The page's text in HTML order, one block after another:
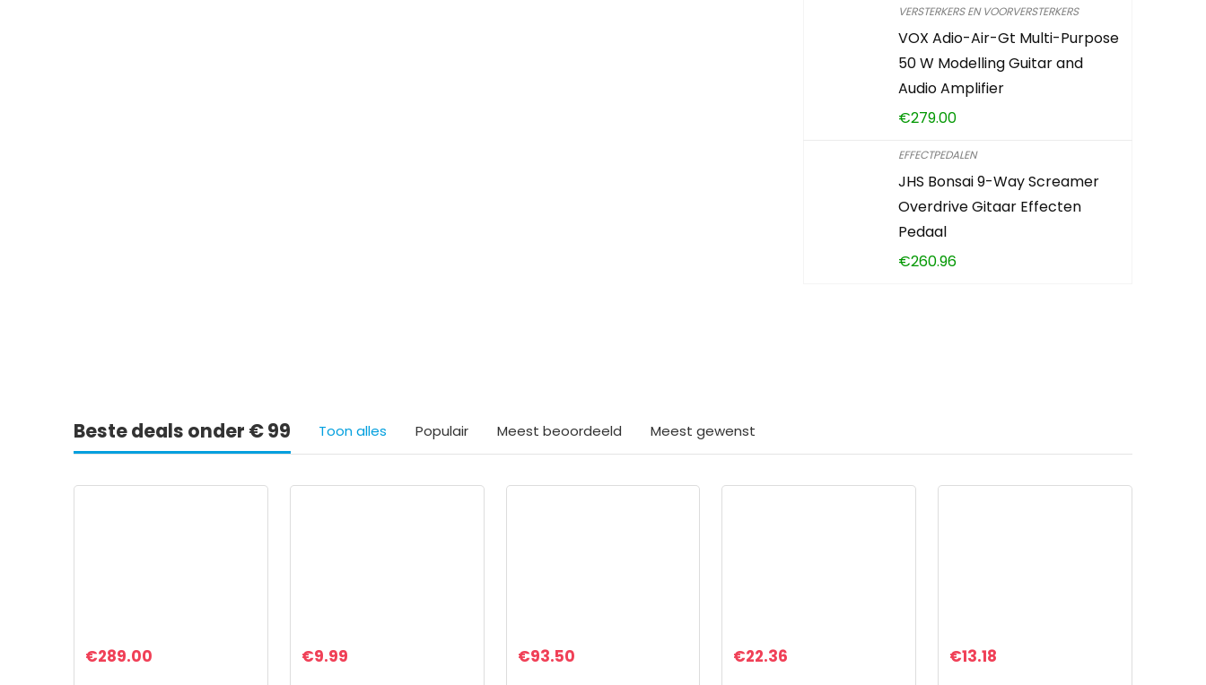
VERSTERKERS EN VOORVERSTERKERS
VOX Adio-Air-Gt Multi-Purpose
50 W Modelling Guitar and
Audio Amplifier
€279.00
EFFECTPEDALEN
JHS Bonsai 9-Way Screamer
Overdrive Gitaar Effecten
Pedaal
€260.96
Beste deals onder € 99 Toon alles Populair Meest beoordeeld Meest gewenst
€289.00 €9.99 €93.50 €22.36 €13.18